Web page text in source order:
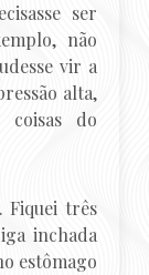
ser
não
vir a
alta,
coisas do
Fiquei três
inchada
estômago